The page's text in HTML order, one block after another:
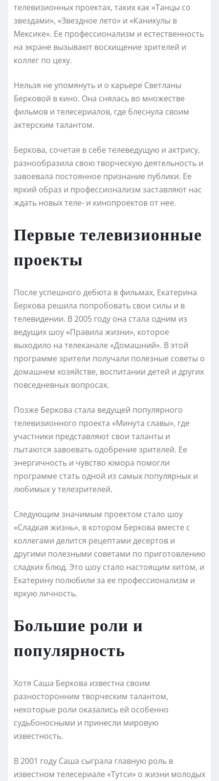
телевизионных проектах, таких как «Танцы со
звездами», «Звездное лето» и «Каникулы в
Мексике». Ее профессионализм и естественность
на экране вызывают восхищение зрителей и
коллег по цеху.
Нельзя не упомянуть и о карьере Светланы
Берковой в кино. Она снялась во множестве
фильмов и телесериалов, где блеснула своим
актерским талантом.
Беркова, сочетая в себе телеведущую и актрису,
разнообразила свою творческую деятельность и
завоевала постоянное признание публики. Ее
яркий образ и профессионализм заставляют нас
ждать новых теле- и кинопроектов от нее.
Первые телевизионные
проекты
После успешного дебюта в фильмах, Екатерина
Беркова решила попробовать свои силы и в
телевидении. В 2005 году она стала одним из
ведущих шоу «Правила жизни», которое
выходило на телеканале «Домашний». В этой
программе зрители получали полезные советы о
домашнем хозяйстве, воспитании детей и других
повседневных вопросах.
Позже Беркова стала ведущей популярного
телевизионного проекта «Минута славы», где
участники представляют свои таланты и
пытаются завоевать одобрение зрителей. Ее
энергичность и чувство юмора помогли
программе стать одной из самых популярных и
любимых у телезрителей.
Следующим значимым проектом стало шоу
«Сладкая жизнь», в котором Беркова вместе с
коллегами делится рецептами десертов и
другими полезными советами по приготовлению
сладких блюд. Это шоу стало настоящим хитом, и
Екатерину полюбили за ее профессионализм и
яркую личность.
Большие роли и
популярность
Хотя Саша Беркова известна своим
разносторонним творческим талантом,
некоторые роли оказались ей особенно
судьбоносными и принесли мировую
известность.
В 2001 году Саша сыграла главную роль в
известном телесериале «Тутси» о жизни молодых